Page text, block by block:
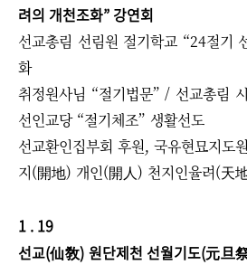
려의 개천조화” 강연회
선교총림 선림원 절기학교 “24절기
화
취정원사님 “절기법문” / 선교총림
선인교당 “절기체조” 생활선도
선교환인집부회 후원, 국유현묘지도
지(開地) 개인(開人) 천지인율려(天
1 . 19
선교(仙敎) 원단제천 선월기도(元旦